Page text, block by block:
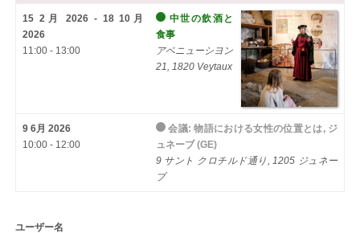
15 2月 2026 - 18 10月
2026
11:00 - 13:00
中世の飲酒と
食事
アベニューシヨン
21, 1820 Veytaux
9 6月 2026
10:00 - 12:00
会議: 物語における女性の位置とは, ジ
ュネーブ (GE)
9 サント クロチルド通り, 1205 ジュネー
ブ
ユーザー名